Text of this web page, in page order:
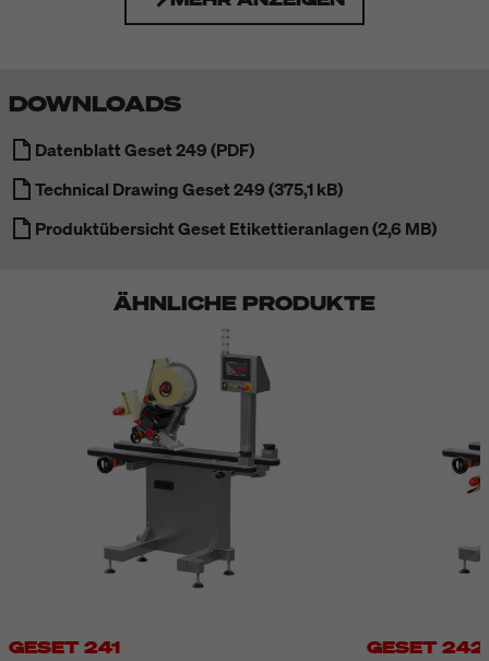
DOWNLOADS
Datenblatt Geset 249 (PDF)
Technical Drawing Geset 249 (375,1 kB)
Produktübersicht Geset Etikettieranlagen (2,6 MB)
ÄHNLICHE PRODUKTE
GESET 241
GESET 242